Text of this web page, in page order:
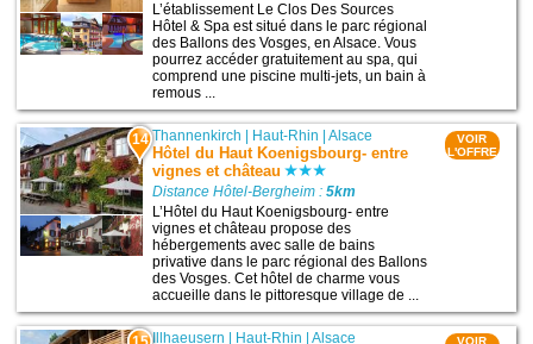
L’établissement Le Clos Des Sources
Hôtel & Spa est situé dans le parc régional
des Ballons des Vosges, en Alsace. Vous
pourrez accéder gratuitement au spa, qui
comprend une piscine multi-jets, un bain à
remous ...
14 Thannenkirch Haut-Rhin |Alsace
Hôtel du Haut Koenigsbourg- entre
vignes et château
Distance Hôtel-Bergheim :5km
L’Hôtel du Haut Koenigsbourg- entre
vignes et château propose des
hébergements avec salle de bains
privative dans le parc régional des Ballons
des Vosges. Cet hôtel de charme vous
accueille dans le pittoresque village de ...
VOIR
L'OFFRE
Illhaeusern Haut-Rhin |Alsace